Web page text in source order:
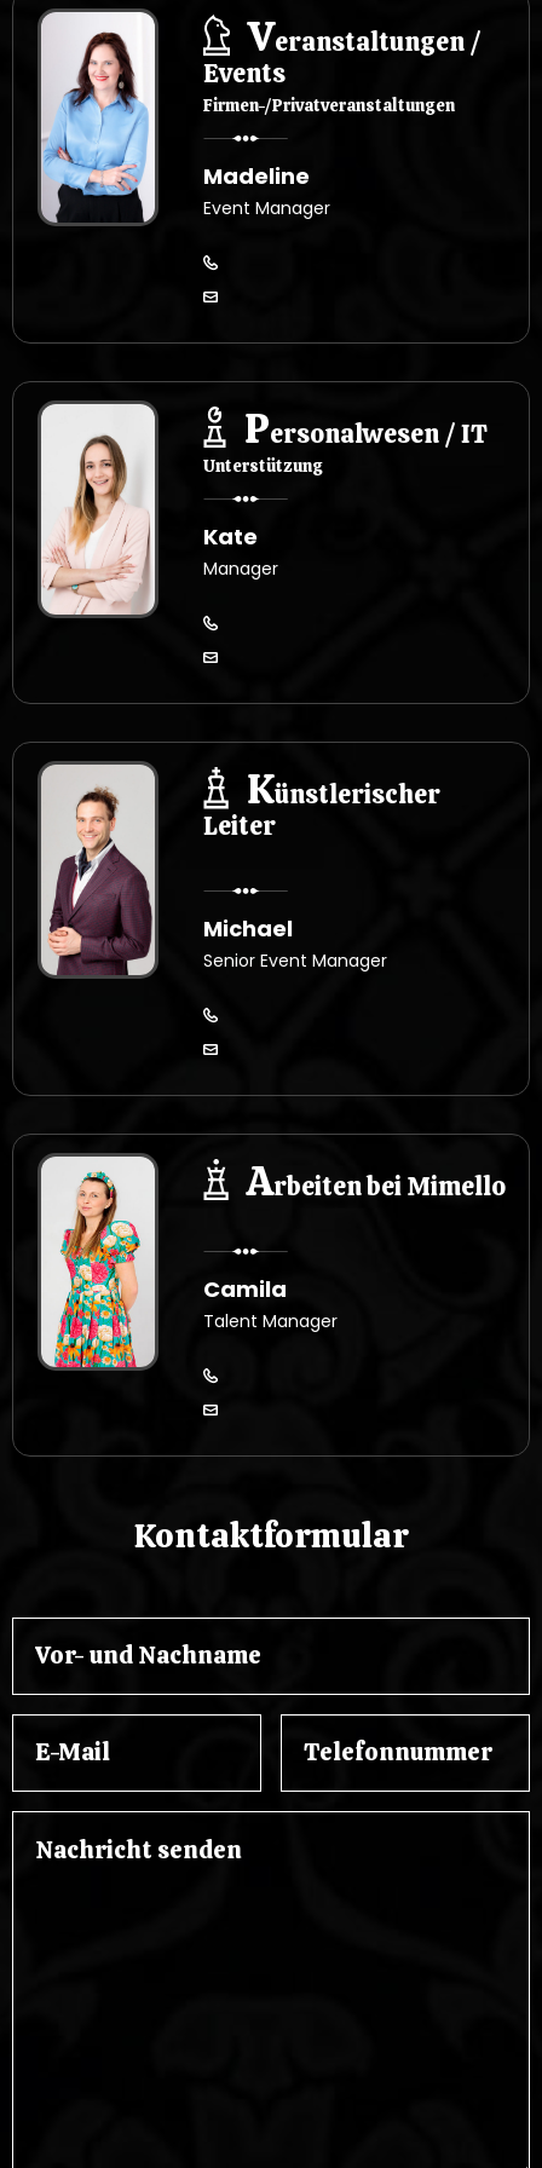
Veranstaltungen /
Events
Firmen-/Privatveranstaltungen
Madeline
Event Manager
Personalwesen / IT
Unterstützung
Kate
Manager
Künstlerischer
Leiter
Michael
Senior Event Manager
Arbeiten bei Mimello
Camila
Talent Manager
Kontaktformular